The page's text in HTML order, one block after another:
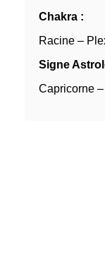
Chakra :
Racine –
Signe
Capricorne